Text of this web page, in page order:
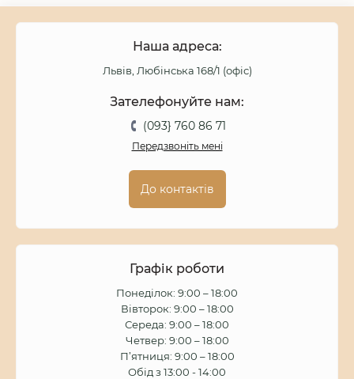
Наша адреса:
Львів, Любінська 168/1 (офіс)
Зателефонуйте нам:
(093} 760 86 71
Передзвоніть мені
До контактів
Графік роботи
Понеділок: 9:00 – 18:00
Вівторок: 9:00 – 18:00
Середа: 9:00 – 18:00
Четвер: 9:00 – 18:00
П’ятниця: 9:00 – 18:00
Обід з 13:00 - 14:00